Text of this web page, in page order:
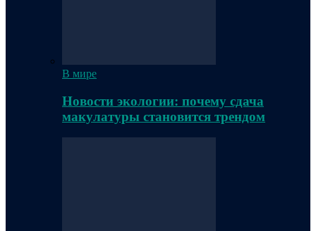
В мире
Новости экологии: почему сдача
макулатуры становится трендом